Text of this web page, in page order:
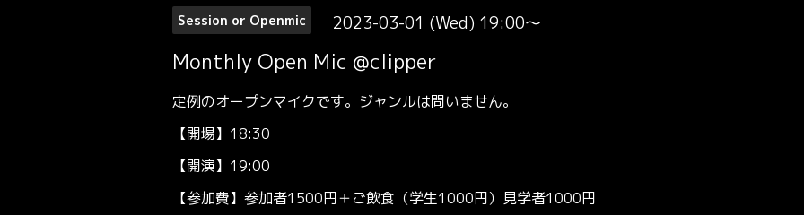
Session or Openmic 2023-03-01 (Wed) 19:00～
Monthly Open Mic @clipper
定例のオープンマイクです。ジャンルは問いません。
【開場】18:30
【開演】19:00
【参加費】参加者1500円＋ご飲食（学生1000円）見学者1000円